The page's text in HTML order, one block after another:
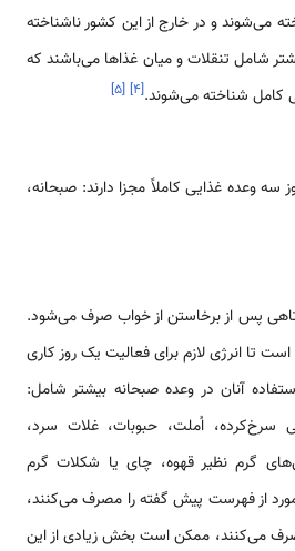
می‌شوند و در خارج از این کشور ناشناخته
شامل تنقلات و میان غذاها می‌باشند که
کامل شناخته می‌شوند.[۴]
[۵]
سه وعده غذایی کاملاً مجزا دارند: صبحانه،
پس از برخاستن از خواب صرف می‌شود.
تا انرژی لازم برای فعالیت یک روز کاری
آنان در وعده صبحانه بیشتر شامل:
سرخ‌کرده، اُملت، حبوبات، غلات سرد،
گرم نظیر قهوه، چای یا شکلات گرم
از فهرست پیش گفته را مصرف می‌کنند،
می‌کنند، ممکن است بخش زیادی از این